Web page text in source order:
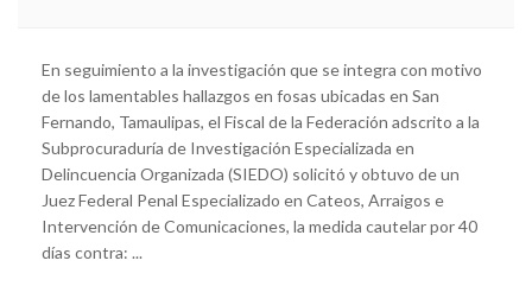
En seguimiento a la investigación que se integra con motivo
de los lamentables hallazgos en fosas ubicadas en San
Fernando, Tamaulipas, el Fiscal de la Federación adscrito a la
Subprocuraduría de Investigación Especializada en
Delincuencia Organizada (SIEDO) solicitó y obtuvo de un
Juez Federal Penal Especializado en Cateos, Arraigos e
Intervención de Comunicaciones, la medida cautelar por 40
días contra: ...